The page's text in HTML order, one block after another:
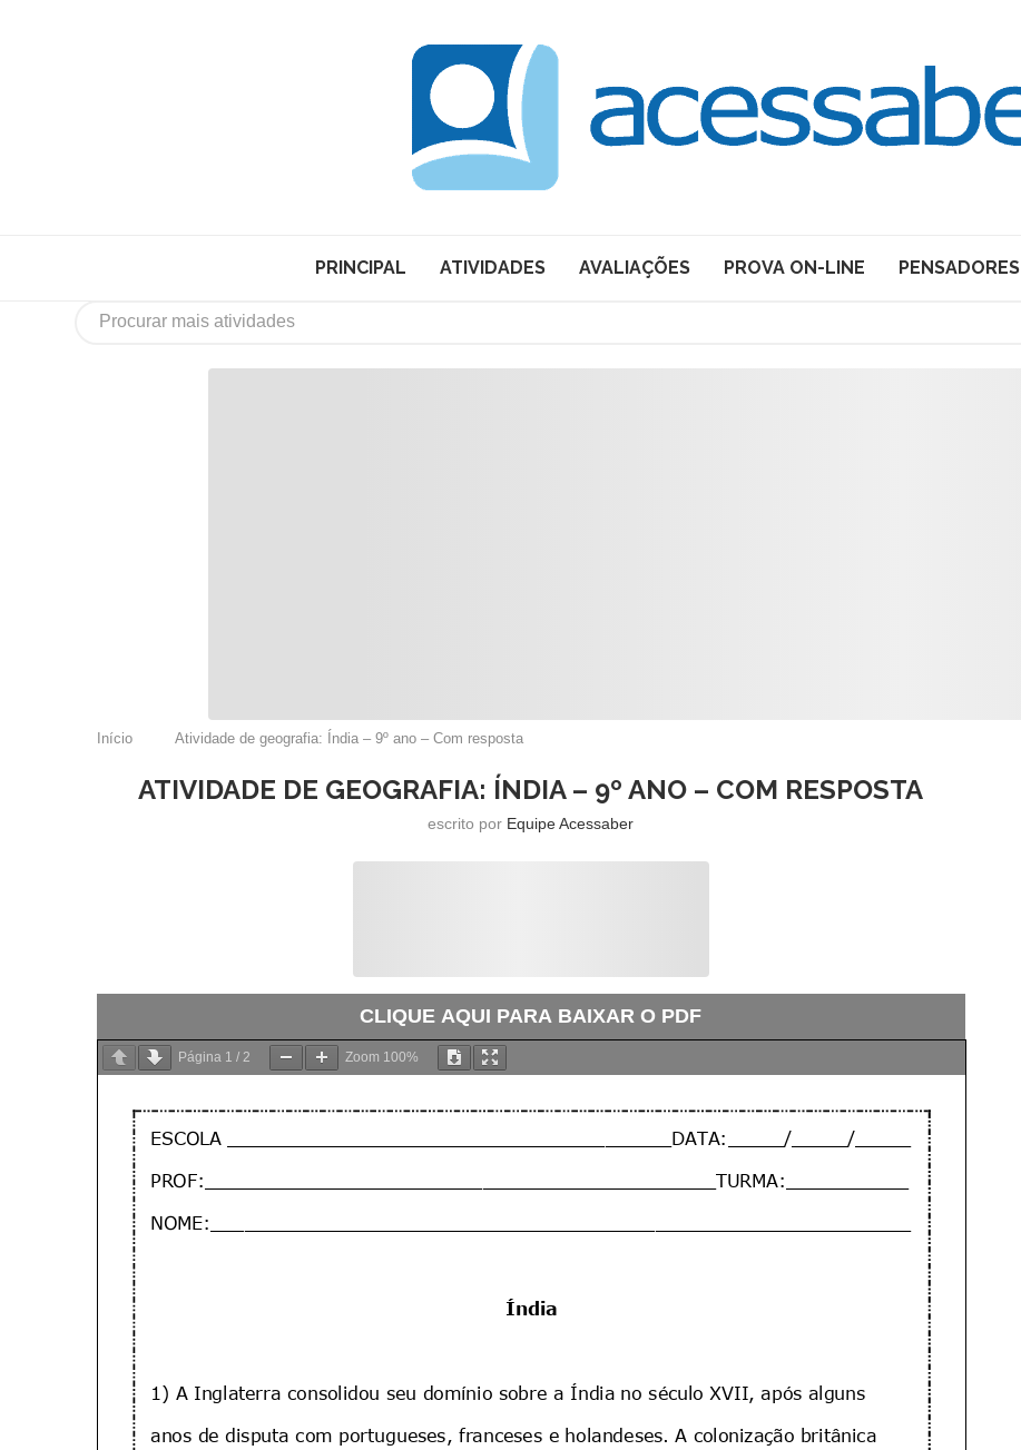
PRINCIPAL ATIVIDADES AVALIAÇÕES PROVA ON-LINE PENSADORES
Início Atividade de geografia: Índia – 9º ano – Com resposta
ATIVIDADE DE GEOGRAFIA: ÍNDIA – 9º ANO – COM RESPOSTA
escrito por Equipe Acessaber
CLIQUE AQUI PARA BAIXAR O PDF
Página 1 / 2 Zoom 100%